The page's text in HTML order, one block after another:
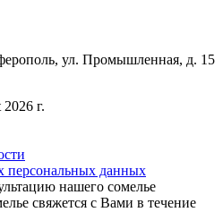
ул. Промышленная, д. 15
г.
персональных данных
нашего сомелье
свяжется с Вами в течение